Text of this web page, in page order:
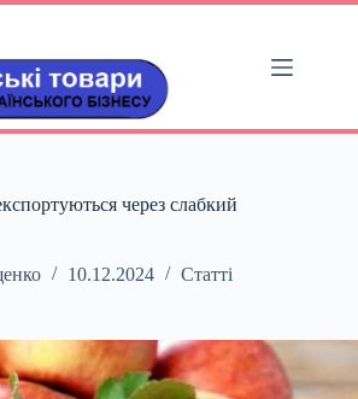
через слабкий
10.12.2024 Статті